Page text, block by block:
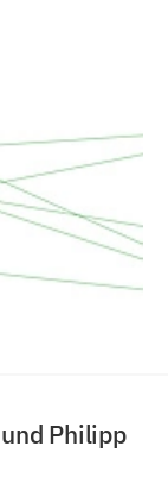
Philipp